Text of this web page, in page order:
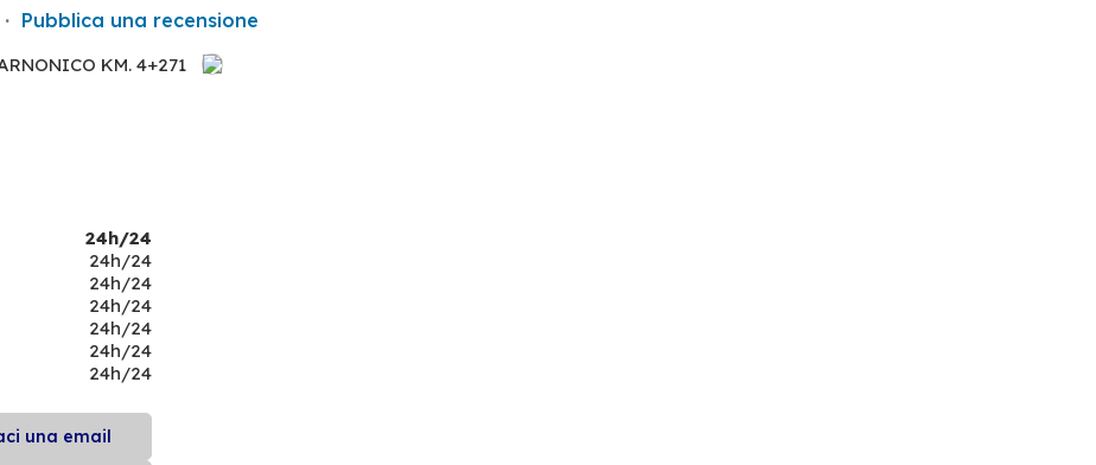
Pubblica una recensione
KM. 4+271
24h/24
24h/24
24h/24
24h/24
24h/24
24h/24
24h/24
una email